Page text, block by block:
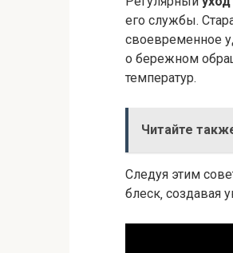
его службы.
своевременное
о бережном
температур.
Читайте
Следуя этим
блеск‚ создавая